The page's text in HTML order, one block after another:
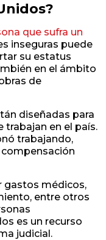
que sufra un
inseguras puede
su estatus
en el ámbito
de
diseñadas para
trabajan en el país.
trabajando,
gastos médicos,
entre otros
es un recurso
judicial.